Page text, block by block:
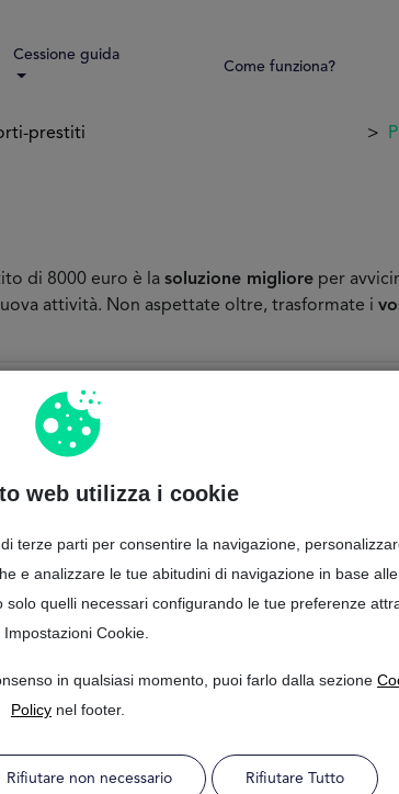
web utilizza i cookie
terze parti per consentire la navigazione,
e analizzare le tue abitudini di navigazione in base
quelli necessari configurando le tue preferenze
Impostazioni Cookie.
in qualsiasi momento, puoi farlo dalla sezione
Policy nel footer.
Rifiutare non necessario Rifiutare Tutto
Cessione guida
Come funziona?
prestiti
di 8000 euro è la soluzione migliore per
attività. Non aspettate oltre, trasformate i
DISPONIBILITÀ 24 Ore
euro in 2 minuti!
di 8000 euro. Con di opzioni è sufficiente
prestito di cui avete bisogno e sul vostro